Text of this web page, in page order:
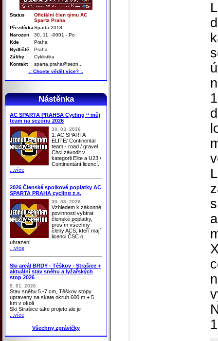
Status
Oficiální člen týmu AC
Sparta Praha
PřezdívkaSparta 2018
Narozen
30. 11. -0001 - Po
Kde
Praha
Bydliště
Praha
Záliby
Cyklistika
Kontakt
sparta.praha@sezn...
.: Chcete vědět více? :.
Nástěnka
AC SPARTA PRAHSA Cycling ‘‘ můj
team na sezónu 2026
30. 03. 2026
1. AC SPARTA
ELITE/ Continental
team - road / gravel
Chci závodit v
kategorii Elite a U23 /
Continentání licencí.
...více
2026 Členské spolkové poplatky AC
SPARTA PRAHA cycling z.s.
30. 03. 2026
Vzhledem k zákonné
povinnosti vybírat
členské poplatky,
prosím všechny
členy ACS, kteří mají
licenci ČSC o
uhrazení
...více
Ski areál BRDY - Těškov - Strašice +
aktuální stav sněhu a lyžařských
stop 2026
9. 01. 2026
Stav sněhu 5 -7 cm, Těškov stopy
upraveny na skate okruh 600 m + 5
km v okolí
Ski Strašice take projeto ale je
...více
Všechny zprávičky